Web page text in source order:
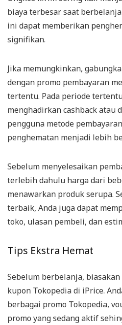
biaya terbesar saat
ini dapat memberikan
signifikan.
Jika memungkinkan,
dengan promo pembayaran
tertentu. Pada periode
menghadirkan cashback atau
pengguna metode
penghematan menjadi lebih
Sebelum menyelesaikan
terlebih dahulu harga dari
menawarkan produk serupa.
terbaik, Anda juga dapat
toko, ulasan pembeli, dan
Tips Ekstra Hemat
Sebelum berbelanja,
kupon Tokopedia di iPrice.
berbagai promo Tokopedia,
promo yang sedang aktif